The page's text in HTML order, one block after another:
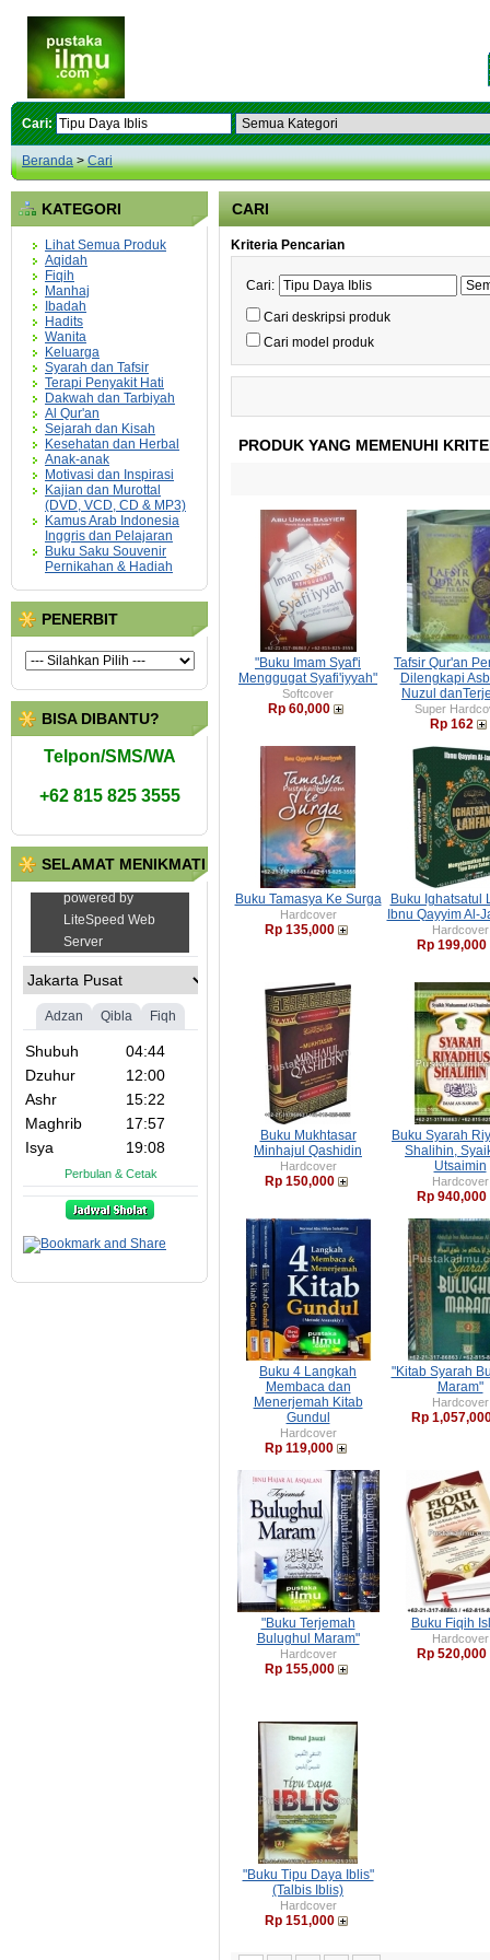
Cari:
Beranda>Cari
KATEGORI
Lihat Semua Produk
Aqidah
Fiqih
Manhaj
Ibadah
Hadits
Wanita
Keluarga
Syarah dan Tafsir
Terapi Penyakit Hati
Dakwah dan Tarbiyah
Al Qur'an
Sejarah dan Kisah
Kesehatan dan Herbal
Anak-anak
Motivasi dan Inspirasi
Kajian dan Murottal
(DVD, VCD, CD & MP3)
Kamus Arab Indonesia
Inggris dan Pelajaran
Buku Saku Souvenir
Pernikahan & Hadiah
PENERBIT
BISA DIBANTU?
Telpon/SMS/WA
+62 815 825 3555
SELAMAT MENIKMATI
CARI
Kriteria Pencarian
Cari:
Cari deskripsi produk
Cari model produk
PRODUK YANG MEMENUHI
"Buku Imam Syaf'i
Menggugat Syafi'iyyah"
Softcover
Rp 60,000
Tafsir Qur'an
Dilengkapi
Nuzul
Super
Rp 162
Buku Tamasya Ke Surga
Hardcover
Rp 135,000
Buku Ighatsatul
Ibnu Qayyim Al-
Hardcover
Rp 199,000
Buku Mukhtasar
Minhajul Qashidin
Hardcover
Rp 150,000
Buku Syarah
Shalihin,
Utsaimin
Hardcover
Rp 940,000
Buku 4 Langkah
Membaca dan
Menerjemah Kitab
Gundul
Hardcover
Rp 119,000
"Kitab Syarah
Maram"
Hardcover
Rp
"Buku Terjemah
Bulughul Maram"
Hardcover
Rp 155,000
Buku Fiqih
Hardcover
Rp 520,000
"Buku Tipu Daya Iblis"
(Talbis Iblis)
Hardcover
Rp 151,000